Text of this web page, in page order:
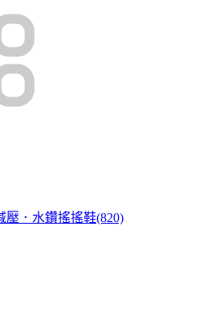
壓．水鑽搖搖鞋(820)